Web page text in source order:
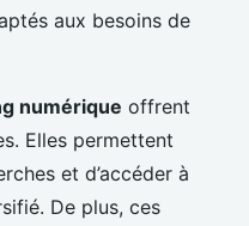
aux besoins de
numérique offrent
Elles permettent
et d’accéder à
De plus, ces